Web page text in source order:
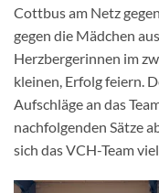
Cottbus am Netz
gegen die Mädchen
Herzbergerinnen im
kleinen, Erfolg feiern.
Aufschläge an das
nachfolgenden Sätze
sich das VCH-Team